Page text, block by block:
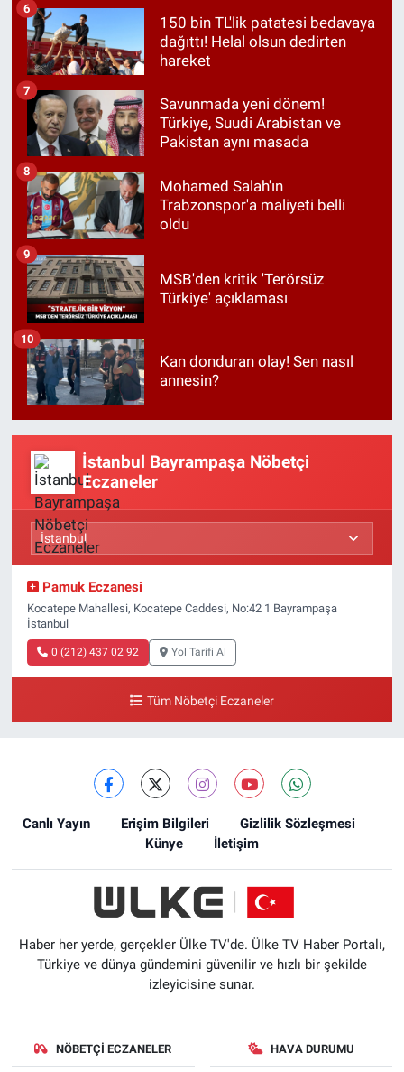
150 bin TL'lik patatesi bedavaya
dağıttı! Helal olsun dedirten
hareket
6
Savunmada yeni dönem!
Türkiye, Suudi Arabistan ve
Pakistan aynı masada
7
Mohamed Salah'ın
Trabzonspor'a maliyeti belli
oldu
8
MSB'den kritik 'Terörsüz
Türkiye' açıklaması
9
Kan donduran olay! Sen nasıl
annesin?
10
İstanbul Bayrampaşa Nöbetçi
Eczaneler
Pamuk Eczanesi
Kocatepe Mahallesi, Kocatepe Caddesi, No:42 1 Bayrampaşa
İstanbul
0 (212) 437 02 92 Yol Tarifi Al
Tüm Nöbetçi Eczaneler
Canlı Yayın Erişim Bilgileri
Gizlilik Sözleşmesi
Künye
İletişim
Haber her yerde, gerçekler Ülke TV'de. Ülke TV Haber Portalı,
Türkiye ve dünya gündemini güvenilir ve hızlı bir şekilde
izleyicisine sunar.
NÖBETÇI ECZANELER HAVA DURUMU